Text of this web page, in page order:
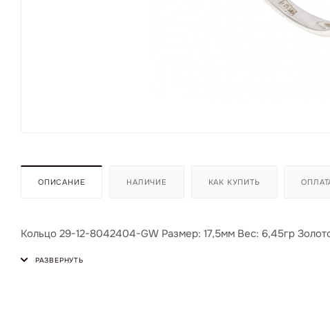
ОПИСАНИЕ НАЛИЧИЕ КАК КУПИТЬ
Кольцо 29-12-8042404-GW Размер: 17,5мм Вес: 6,45гр